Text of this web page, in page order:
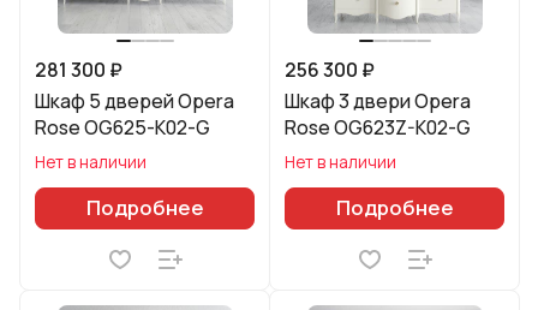
281 300 ₽
Шкаф 5 дверей Opera
Rose OG625-K02-G
Нет в наличии
Подробнее
256 300 ₽
Шкаф 3 двери Opera
Rose OG623Z-K02-G
Нет в наличии
Подробнее